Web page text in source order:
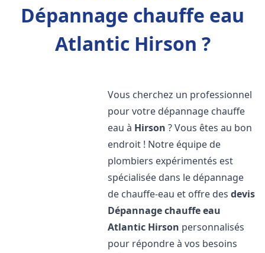
Dépannage chauffe eau
Atlantic Hirson ?
Vous cherchez un professionnel
pour votre dépannage chauffe
eau à Hirson ? Vous êtes au bon
endroit ! Notre équipe de
plombiers expérimentés est
spécialisée dans le dépannage
de chauffe-eau et offre desdevis
Dépannage chauffe eau
Atlantic Hirson personnalisés
pour répondre à vos besoins